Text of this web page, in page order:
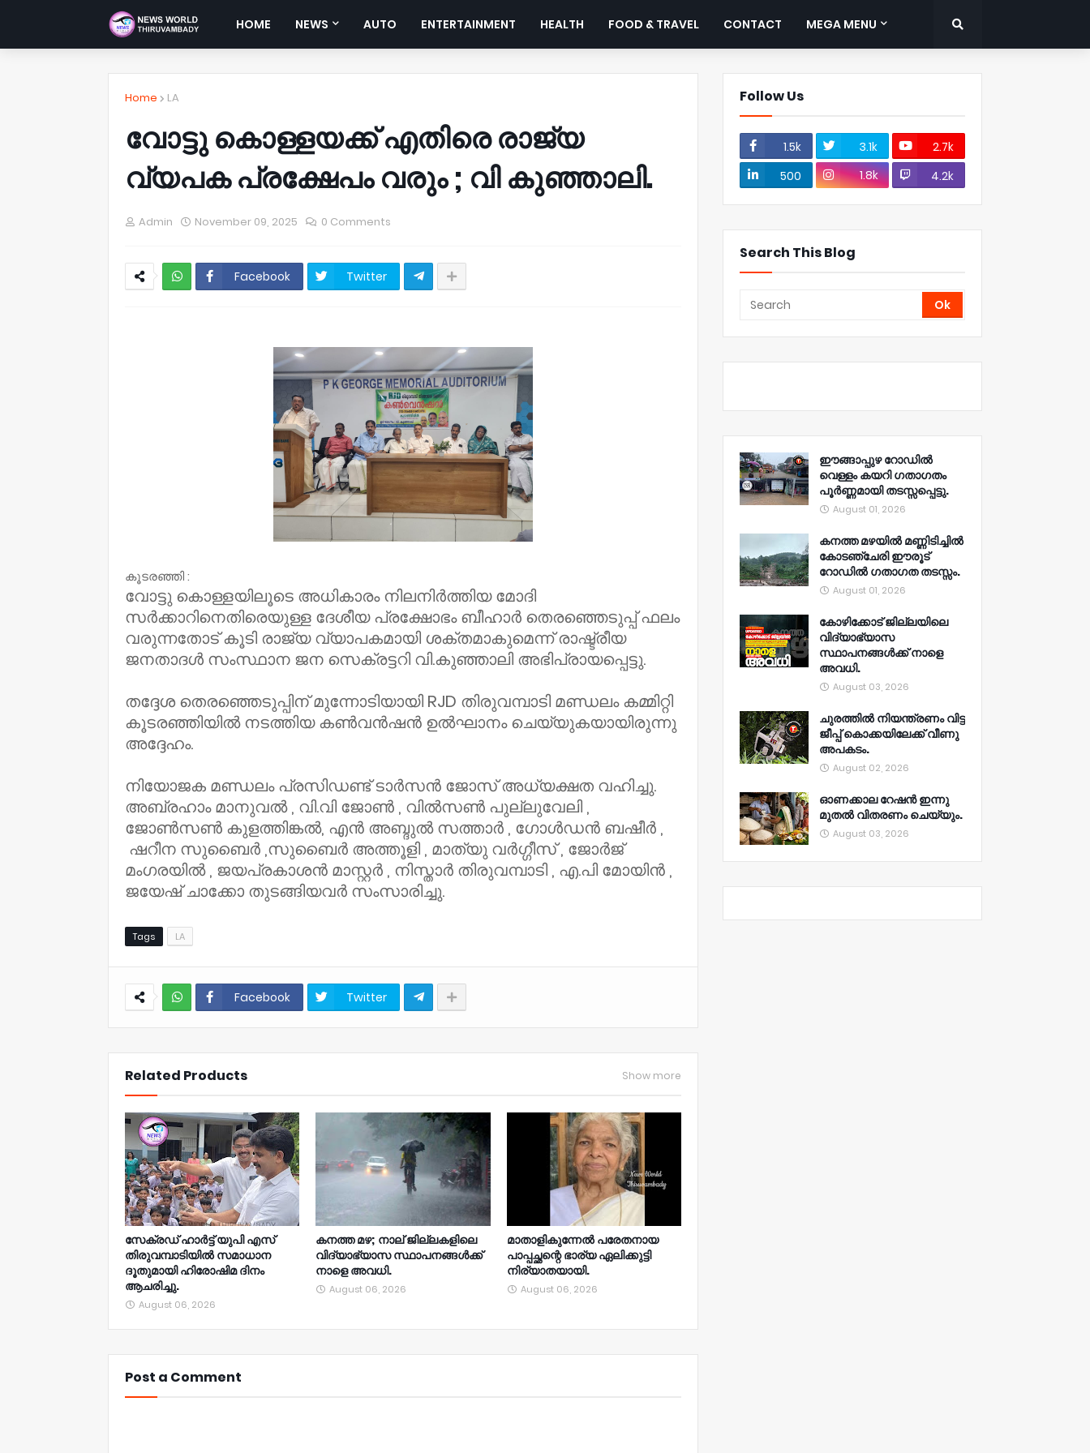
HOME NEWS AUTO ENTERTAINMENT HEALTH FOOD & TRAVEL CONTACT MEGA MENU
Home LA
വോട്ടു കൊള്ളയക്ക്‌ എതിരെ രാജ്യ
വ്യപക പ്രക്ഷേപം വരും ; വി കുഞ്ഞാലി.
Admin November 09, 2025 0 Comments
Facebook Twitter
കൂടരഞ്ഞി :
വോട്ടു കൊള്ളയിലൂടെ അധികാരം നിലനിർത്തിയ മോദി
സർക്കാറിനെതിരെയുള്ള ദേശീയ പ്രക്ഷോഭം ബീഹാർ തെരഞ്ഞെടുപ്പ് ഫലം
വരുന്നതോട് കൂടി രാജ്യ വ്യാപകമായി ശക്തമാകുമെന്ന് രാഷ്ട്രീയ
ജനതാദൾ സംസ്ഥാന ജന സെക്രട്ടറി വി.കുഞ്ഞാലി അഭിപ്രായപ്പെട്ടു.
തദ്ദേശ തെരഞ്ഞെടുപ്പിന് മുന്നോടിയായി RJD തിരുവമ്പാടി മണ്ഡലം കമ്മിറ്റി
കൂടരഞ്ഞിയിൽ നടത്തിയ കൺവൻഷൻ ഉൽഘാനം ചെയ്യുകയായിരുന്നു
അദ്ദേഹം.
നിയോജക മണ്ഡലം പ്രസിഡണ്ട് ടാർസൻ ജോസ് അധ്യക്ഷത വഹിച്ചു.
അബ്രഹാം മാനുവൽ , വി.വി ജോൺ , വിൽസൺ പുല്ലുവേലി ,
ജോൺസൺ കുളത്തിങ്കൽ, എൻ അബ്ദുൽ സത്താർ , ഗോൾഡൻ ബഷീർ ,
ഷറീന സുബൈർ ,സുബൈർ അത്തൂളി , മാത്യു വർഗ്ഗീസ് , ജോർജ്
മംഗരയിൽ , ജയപ്രകാശൻ മാസ്റ്റർ , നിസ്താർ തിരുവമ്പാടി , എ.പി മോയിൻ ,
ജയേഷ് ചാക്കോ തുടങ്ങിയവർ സംസാരിച്ചു.
Tags LA
Facebook Twitter
Related Products Show more
സേക്രഡ് ഹാർട്ട് യുപി എസ്
തിരുവമ്പാടിയിൽ സമാധാന
ദൂതുമായി ഹിരോഷിമ ദിനം
ആചരിച്ചു.
August 06, 2026
കനത്ത മഴ; നാല്‌ ജില്ലകളിലെ
വിദ്യാഭ്യാസ സ്ഥാപനങ്ങൾക്ക്
നാളെ അവധി.
August 06, 2026
മാതാളികുന്നേൽ പരേതനായ
പാപ്പച്ഛന്റെ ഭാര്യ ഏലിക്കുട്ടി
നിര്യാതയായി.
August 06, 2026
Post a Comment
Follow Us
1.5k 3.1k
2.7k
500
1.8k 4.2k
Search This Blog
ഈങ്ങാപ്പുഴ റോഡിൽ
വെള്ളം കയറി ഗതാഗതം
പൂർണ്ണമായി തടസ്സപ്പെട്ടു.
August 01, 2026
കനത്ത മഴയിൽ മണ്ണിടിച്ചിൽ
കോടഞ്ചേരി ഈരൂട്
റോഡിൽ ഗതാഗത തടസ്സം.
August 01, 2026
കോഴിക്കോട് ജില്ലയിലെ
വിദ്യാഭ്യാസ
സ്ഥാപനങ്ങൾക്ക് നാളെ
അവധി.
August 03, 2026
ചുരത്തിൽ നിയന്ത്രണം വിട്ട
ജീപ്പ് കൊക്കയിലേക്ക് വീണു
അപകടം.
August 02, 2026
ഓണക്കാല റേഷൻ ഇന്നു
മുതല്‍ വിതരണം ചെയ്യും.
August 03, 2026